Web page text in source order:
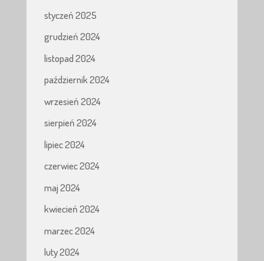
styczeń 2025
grudzień 2024
listopad 2024
październik 2024
wrzesień 2024
sierpień 2024
lipiec 2024
czerwiec 2024
maj 2024
kwiecień 2024
marzec 2024
luty 2024